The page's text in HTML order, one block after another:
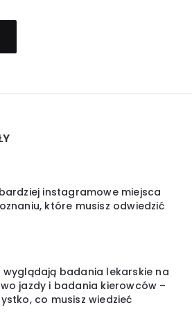
instagramowe miejsca
które musisz odwiedzić
wyglądają badania lekarskie na
jazdy i badania kierowców –
co musisz wiedzieć